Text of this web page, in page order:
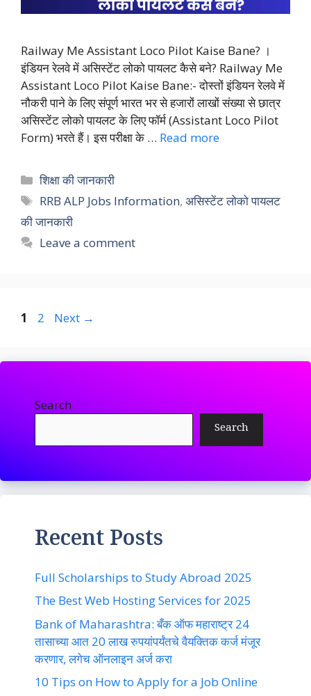
Railway Me Assistant Loco Pilot Kaise Bane? ।
इंडियन रेलवे में असिस्टेंट लोको पायलट कैसे बने? Railway Me
Assistant Loco Pilot Kaise Bane:- दोस्तों इंडियन रेलवे में
नौकरी पाने के लिए संपूर्ण भारत भर से हजारों लाखों संख्या से छात्र
असिस्टेंट लोको पायलट के लिए फॉर्म (Assistant Loco Pilot
Form) भरते हैं। इस परीक्षा के … Read more
Categories
शिक्षा की जानकारी
Tags
RRB ALP Jobs Information,असिस्टेंट लोको पायलट
की जानकारी
Leave a comment
Page
1 Page
2 Next →
Search
Search
Recent Posts
Full Scholarships to Study Abroad 2025
The Best Web Hosting Services for 2025
Bank of Maharashtra: बँक ऑफ महाराष्ट्र 24
तासाच्या आत 20 लाख रुपयांपर्यंतचे वैयक्तिक कर्ज मंजूर
करणार, लगेच ऑनलाइन अर्ज करा
10 Tips on How to Apply for a Job Online